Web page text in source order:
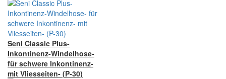
Seni Classic Plus-
Inkontinenz-Windelhose-
für schwere Inkontinenz-
mit Vliesseiten- (P-30)